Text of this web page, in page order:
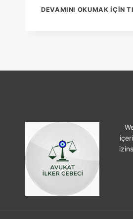
DEVAMINI OKUMAK IÇIN